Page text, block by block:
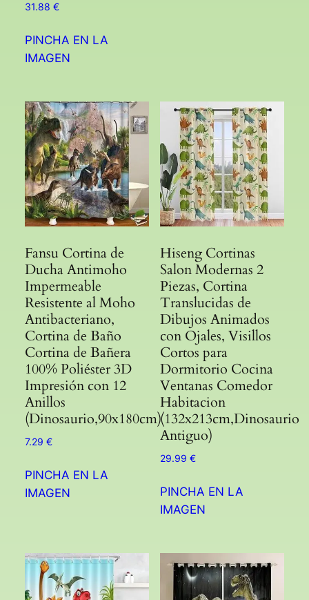
31.88 €
PINCHA EN LA
IMAGEN
Fansu Cortina de
Ducha Antimoho
Impermeable
Resistente al Moho
Antibacteriano,
Cortina de Baño
Cortina de Bañera
100% Poliéster 3D
Impresión con 12
Anillos
(Dinosaurio,90x180cm)
7.29 €
PINCHA EN LA
IMAGEN
Hiseng Cortinas
Salon Modernas 2
Piezas, Cortina
Translucidas de
Dibujos Animados
con Ojales, Visillos
Cortos para
Dormitorio Cocina
Ventanas Comedor
Habitacion
(132x213cm,Dinosaurio
Antiguo)
29.99 €
PINCHA EN LA
IMAGEN